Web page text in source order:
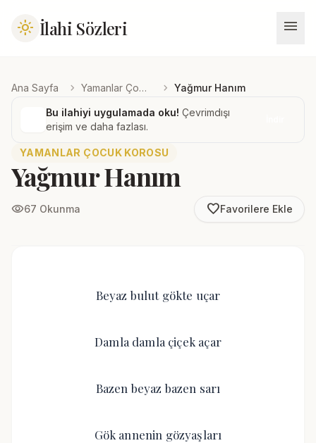
light_mode İlahi Sözleri menu
Ana Sayfa chevron_right Yamanlar Çocuk Korosu chevron_right Yağmur Hanım
Bu ilahiyi uygulamada oku! Çevrimdışı
erişim ve daha fazlası.
YAMANLAR ÇOCUK KOROSU
Yağmur Hanım
visibility67 Okunma favorite_borderFavorilere Ekle
Beyaz bulut gökte uçar
Damla damla çiçek açar
Bazen beyaz bazen sarı
Gök annenin gözyaşları